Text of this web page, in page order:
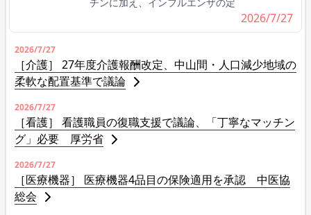
2026/7/27
2026/7/27
［介護］ 27年度介護報酬改定、中山間・人口減少地域の
柔軟な配置基準で議論
2026/7/27
［看護］ 看護職員の復職支援で議論、「丁寧なマッチン
グ」必要 厚労省
2026/7/27
［医療機器］ 医療機器4品目の保険適用を承認 中医協
総会